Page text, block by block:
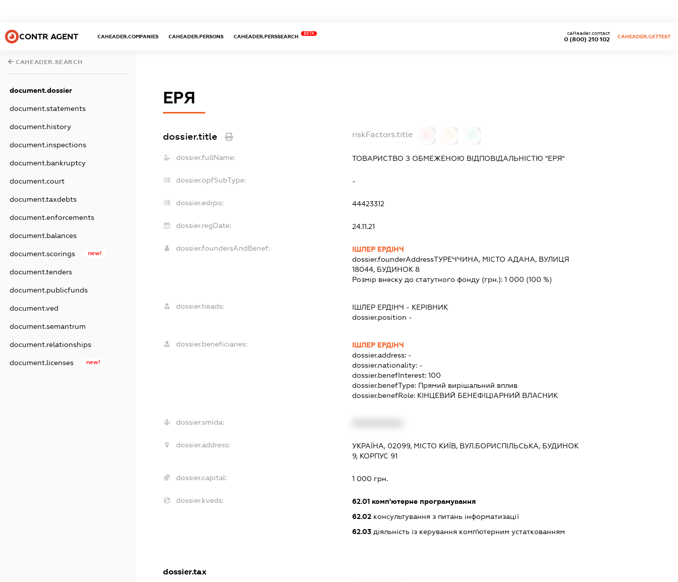
CONTR AGENT CAHEADER.COMPANIES CAHEADER.PERSONS CAHEADER.PERSSEARCH
BETA
0 (800) 210 102
caHeader.contact
CAHEADER.GETTEST
CAHEADER.SEARCH
document.dossier
document.statements
document.history
document.inspections
document.bankruptcy
document.court
document.taxdebts
document.enforcements
document.balances
document.scorings new!
document.tenders
document.publicfunds
document.ved
document.semantrum
document.relationships
document.licenses new!
ЕРЯ
dossier.title riskFactors.title
dossier.fullName: ТОВАРИСТВО З ОБМЕЖЕНОЮ ВІДПОВІДАЛЬНІСТЮ "ЕРЯ"
dossier.opfSubType: -
dossier.edrpo: 44423312
dossier.regDate: 24.11.21
dossier.foundersAndBenef:
ІШЛЕР ЕРДІНЧ
dossier.founderAddressТУРЕЧЧИНА, МІСТО АДАНА, ВУЛИЦЯ
18044, БУДИНОК 8
Розмір внеску до статутного фонду (грн.): 1 000 (100 %)
dossier.heads: ІШЛЕР ЕРДІНЧ - КЕРІВНИК
dossier.position -
dossier.beneficiaries:
ІШЛЕР ЕРДІНЧ
dossier.address: -
dossier.nationality: -
dossier.benefInterest: 100
dossier.benefType: Прямий вирішальний вплив
dossier.benefRole: КІНЦЕВИЙ БЕНЕФІЦІАРНИЙ ВЛАСНИК
dossier.smida:
dossier.address:
УКРАЇНА, 02099, МІСТО КИЇВ, ВУЛ.БОРИСПІЛЬСЬКА, БУДИНОК
9, КОРПУС 91
dossier.capital: 1 000 грн.
dossier.kveds: 62.01комп'ютерне програмування
62.02консультування з питань інформатизації
62.03діяльність із керування комп'ютерним устаткованням
dossier.tax